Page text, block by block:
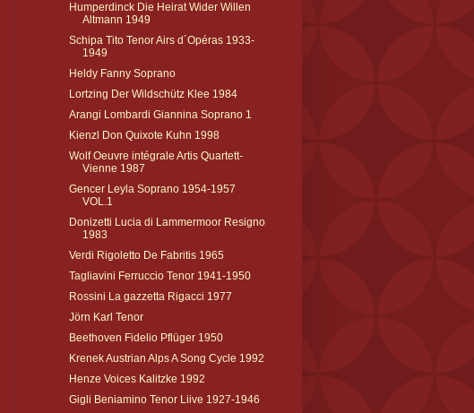
Humperdinck Die Heirat Wider Willen
Altmann 1949
Schipa Tito Tenor Airs d´Opéras 1933-
1949
Heldy Fanny Soprano
Lortzing Der Wildschütz Klee 1984
Arangi Lombardi Giannina Soprano 1
Kienzl Don Quixote Kuhn 1998
Wolf Oeuvre intégrale Artis Quartett-
Vienne 1987
Gencer Leyla Soprano 1954-1957
VOL.1
Donizetti Lucia di Lammermoor Resigno
1983
Verdi Rigoletto De Fabritis 1965
Tagliavini Ferruccio Tenor 1941-1950
Rossini La gazzetta Rigacci 1977
Jörn Karl Tenor
Beethoven Fidelio Pflüger 1950
Krenek Austrian Alps A Song Cycle 1992
Henze Voices Kalitzke 1992
Gigli Beniamino Tenor Liive 1927-1946